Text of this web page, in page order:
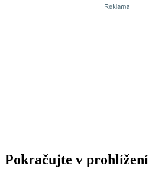
Pokračujte v prohlížení